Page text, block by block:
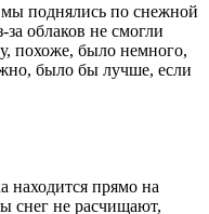
мы поднялись по снежной
облаков не смогли
похоже, было немного,
было бы лучше, если
находится прямо на
снег не расчищают,